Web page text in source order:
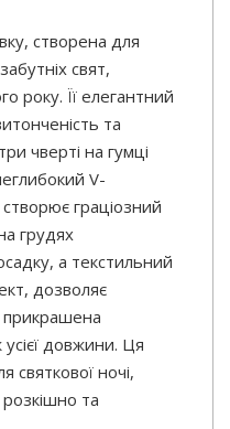
створена для
свят,
року. Її елегантний
та
чверті на гумці
V-
граціозний
грудях
а текстильний
дозволяє
прикрашена
довжини. Ця
святкової ночі,
та